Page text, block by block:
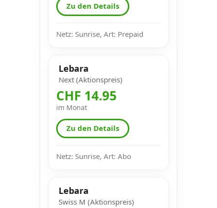
Zu den Details
Netz: Sunrise, Art: Prepaid
Lebara
Next (Aktionspreis)
CHF 14.95
im Monat
Zu den Details
Netz: Sunrise, Art: Abo
Lebara
Swiss M (Aktionspreis)